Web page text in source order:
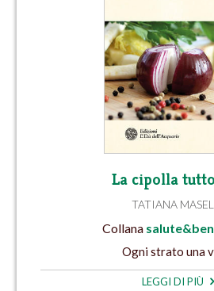
La cipolla
TATIANA
Collana
Ogni strato una
LEGGI DI PIÙ